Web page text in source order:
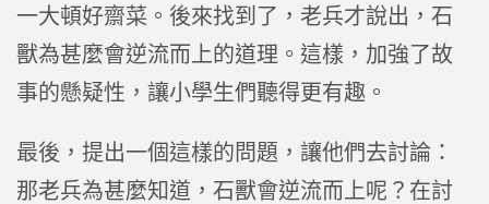
一大頓好齋菜。後來找到了，老兵才說出，石
獸為甚麼會逆流而上的道理。這樣，加強了故
事的懸疑性，讓小學生們聽得更有趣。
最後，提出一個這樣的問題，讓他們去討論：
那老兵為甚麼知道，石獸會逆流而上呢？在討